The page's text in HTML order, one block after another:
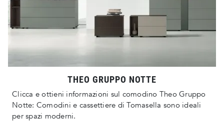
THEO GRUPPO NOTTE
Clicca e ottieni informazioni sul comodino Theo Gruppo
Notte: Comodini e cassettiere di Tomasella sono ideali
per spazi moderni.